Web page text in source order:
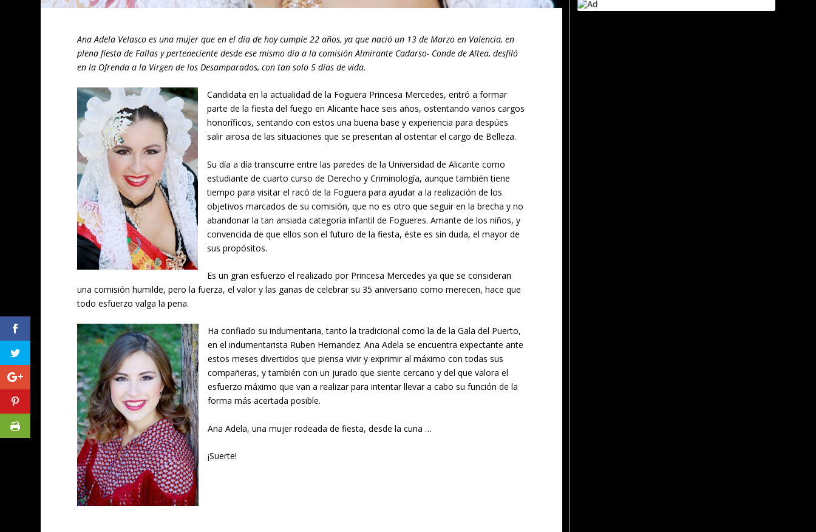
Ana Adela Velasco es una mujer que en el día de hoy cumple 22 años, ya que nació un 13 de Marzo en Valencia, en
plena fiesta de Fallas y perteneciente desde ese mismo día a la comisión Almirante Cadarso- Conde de Altea, desfiló
en la Ofrenda a la Virgen de los Desamparados, con tan solo 5 días de vida.
Candidata en la actualidad de la Foguera Princesa Mercedes, entró a formar
parte de la fiesta del fuego en Alicante hace seis años, ostentando varios cargos
honoríficos, sentando con estos una buena base y experiencia para despúes
salir airosa de las situaciones que se presentan al ostentar el cargo de Belleza.
Su día a día transcurre entre las paredes de la Universidad de Alicante como
estudiante de cuarto curso de Derecho y Criminología, aunque también tiene
tiempo para visitar el racó de la Foguera para ayudar a la realización de los
objetivos marcados de su comisión, que no es otro que seguir en la brecha y no
abandonar la tan ansiada categoría infantil de Fogueres. Amante de los niños, y
convencida de que ellos son el futuro de la fiesta, éste es sin duda, el mayor de
sus propósitos.
Es un gran esfuerzo el realizado por Princesa Mercedes ya que se consideran
una comisión humilde, pero la fuerza, el valor y las ganas de celebrar su 35 aniversario como merecen, hace que
todo esfuerzo valga la pena.
Ha confiado su indumentaria, tanto la tradicional como la de la Gala del Puerto,
en el indumentarista Ruben Hernandez. Ana Adela se encuentra expectante ante
estos meses divertidos que piensa vivir y exprimir al máximo con todas sus
compañeras, y también con un jurado que siente cercano y del que valora el
esfuerzo máximo que van a realizar para intentar llevar a cabo su función de la
forma más acertada posible.
Ana Adela, una mujer rodeada de fiesta, desde la cuna …
¡Suerte!